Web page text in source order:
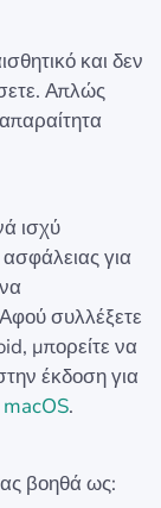
και δεν
Απλώς
ισχύ
για
συλλέξετε
μπορείτε να
έκδοση για
macOS.
βοηθά ως: